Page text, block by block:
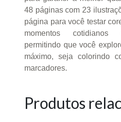
48 páginas com 23
página para você testar
momentos cotidianos
permitindo que você
máximo, seja colorindo
marcadores.
Produtos